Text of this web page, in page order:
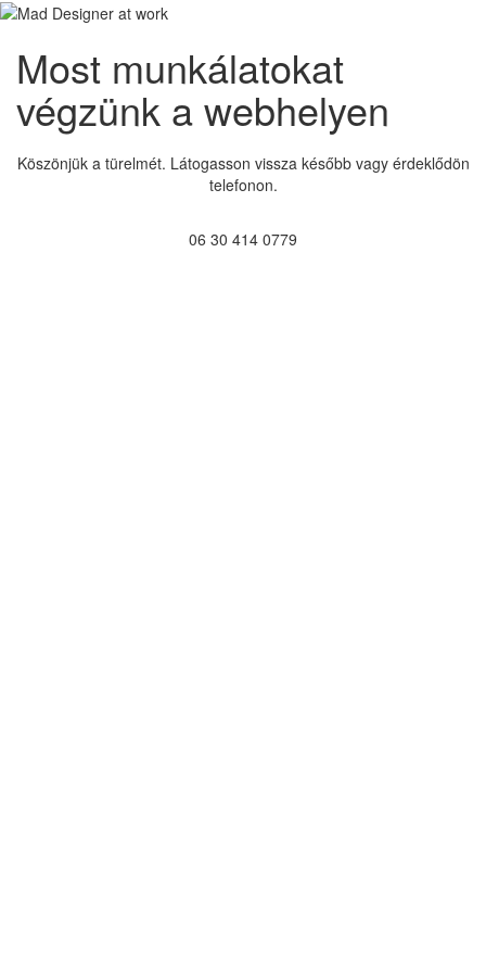
Most munkálatokat
végzünk a webhelyen
Köszönjük a türelmét. Látogasson vissza később vagy érdeklődön
telefonon.
06 30 414 0779